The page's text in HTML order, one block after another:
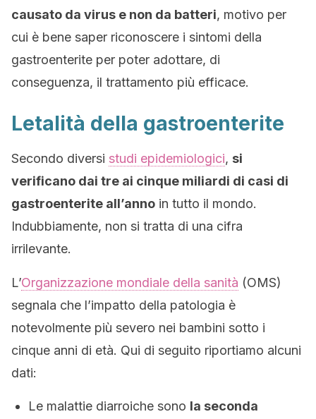
causato da virus e non da batteri, motivo per
cui è bene saper riconoscere i sintomi della
gastroenterite per poter adottare, di
conseguenza, il trattamento più efficace.
Letalità della gastroenterite
Secondo diversi studi epidemiologici, si
verificano dai tre ai cinque miliardi di casi di
gastroenterite all’anno in tutto il mondo.
Indubbiamente, non si tratta di una cifra
irrilevante.
L’Organizzazione mondiale della sanità (OMS)
segnala che l’impatto della patologia è
notevolmente più severo nei bambini sotto i
cinque anni di età. Qui di seguito riportiamo alcuni
dati:
Le malattie diarroiche sono la seconda